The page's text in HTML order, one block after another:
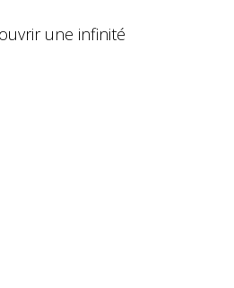
une infinité